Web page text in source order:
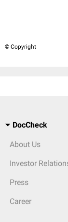
© Copyright
DocCheck
About Us
Investor
Press
Career